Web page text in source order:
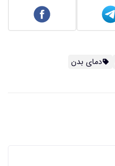
دمای بدن